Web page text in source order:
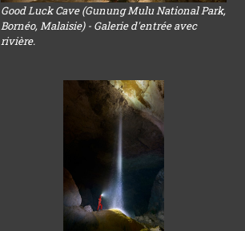
Good Luck Cave (Gunung Mulu National Park,
Bornéo, Malaisie) - Galerie d'entrée avec
rivière.